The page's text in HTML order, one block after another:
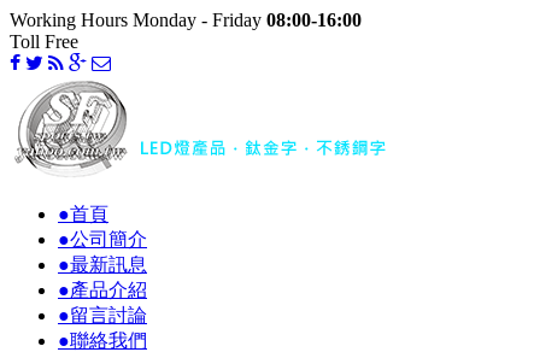
Working Hours Monday - Friday 08:00-16:00
Toll Free
●首頁
●公司簡介
●最新訊息
●產品介紹
●留言討論
●聯絡我們